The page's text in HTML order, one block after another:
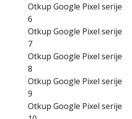
Otkup Google Pixel serije
6
Otkup Google Pixel serije
7
Otkup Google Pixel serije
8
Otkup Google Pixel serije
9
Otkup Google Pixel serije